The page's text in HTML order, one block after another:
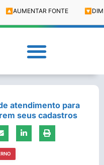
🔼 AUMENTAR FONTE 🔽
atendimento para
seus cadastros